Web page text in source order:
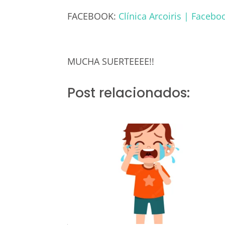
FACEBOOK: Clínica Arcoiris |
MUCHA SUERTEEEE!!
Post relacionados: